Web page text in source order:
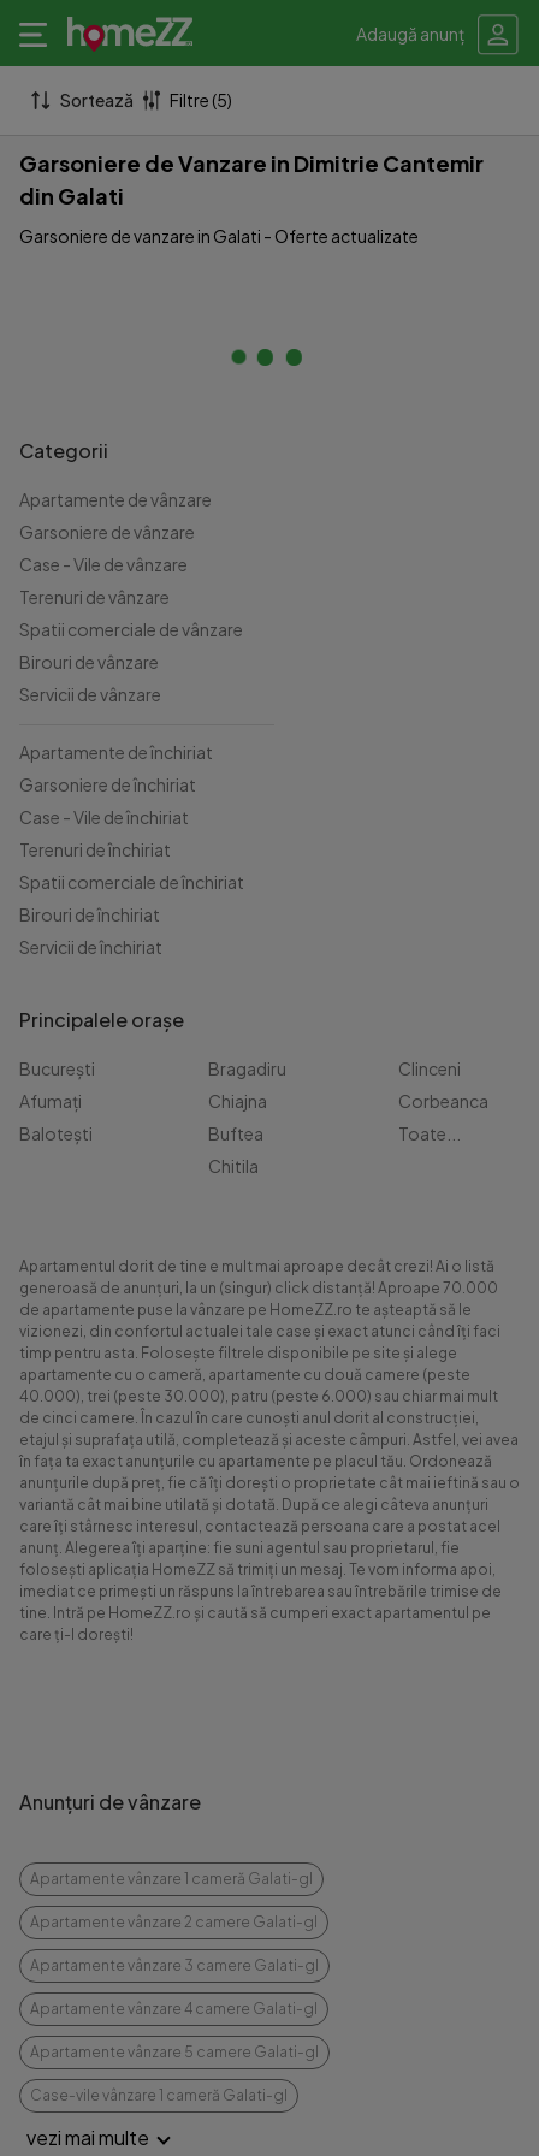
Adaugă anunț
Sortează Filtre (5)
Garsoniere de Vanzare in Dimitrie Cantemir
din Galati
Garsoniere de vanzare in Galati - Oferte actualizate
Categorii
Apartamente de vânzare
Garsoniere de vânzare
Case - Vile de vânzare
Terenuri de vânzare
Spatii comerciale de vânzare
Birouri de vânzare
Servicii de vânzare
Apartamente de închiriat
Garsoniere de închiriat
Case - Vile de închiriat
Terenuri de închiriat
Spatii comerciale de închiriat
Birouri de închiriat
Servicii de închiriat
Principalele orașe
București
Afumați
Balotești
Bragadiru
Chiajna
Buftea
Chitila
Clinceni
Corbeanca
Toate...
Apartamentul dorit de tine e mult mai aproape decât crezi! Ai o listă
generoasă de anunțuri, la un (singur) click distanță! Aproape 70.000
de apartamente puse la vânzare pe HomeZZ.ro te așteaptă să le
vizionezi, din confortul actualei tale case și exact atunci când îți faci
timp pentru asta. Folosește filtrele disponibile pe site și alege
apartamente cu o cameră, apartamente cu două camere (peste
40.000), trei (peste 30.000), patru (peste 6.000) sau chiar mai mult
de cinci camere. În cazul în care cunoști anul dorit al construcției,
etajul și suprafața utilă, completează și aceste câmpuri. Astfel, vei avea
în fața ta exact anunțurile cu apartamente pe placul tău. Ordonează
anunțurile după preț, fie că îți dorești o proprietate cât mai ieftină sau o
variantă cât mai bine utilată și dotată. După ce alegi câteva anunțuri
care îți stârnesc interesul, contactează persoana care a postat acel
anunț. Alegerea îți aparține: fie suni agentul sau proprietarul, fie
folosești aplicația HomeZZ să trimiți un mesaj. Te vom informa apoi,
imediat ce primești un răspuns la întrebarea sau întrebările trimise de
tine. Intră pe HomeZZ.ro și caută să cumperi exact apartamentul pe
care ți-l dorești!
Anunțuri de vânzare
Apartamente vânzare 1 cameră Galati-gl
Apartamente vânzare 2 camere Galati-gl
Apartamente vânzare 3 camere Galati-gl
Apartamente vânzare 4 camere Galati-gl
Apartamente vânzare 5 camere Galati-gl
Case-vile vânzare 1 cameră Galati-gl
vezi mai multe